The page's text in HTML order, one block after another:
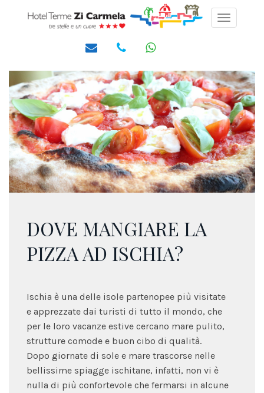
Toggle
DOVE MANGIARE LA
PIZZA AD ISCHIA?
Ischia è una delle isole partenopee più visitate
e apprezzate dai turisti di tutto il mondo, che
per le loro vacanze estive cercano mare pulito,
strutture comode e buon cibo di qualità.
Dopo giornate di sole e mare trascorse nelle
bellissime spiagge ischitane, infatti, non vi è
nulla di più confortevole che fermarsi in alcune